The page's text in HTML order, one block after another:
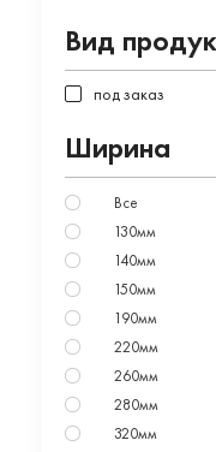
Вид
под заказ
Ширина
Все
130мм
140мм
150мм
190мм
220мм
260мм
280мм
320мм